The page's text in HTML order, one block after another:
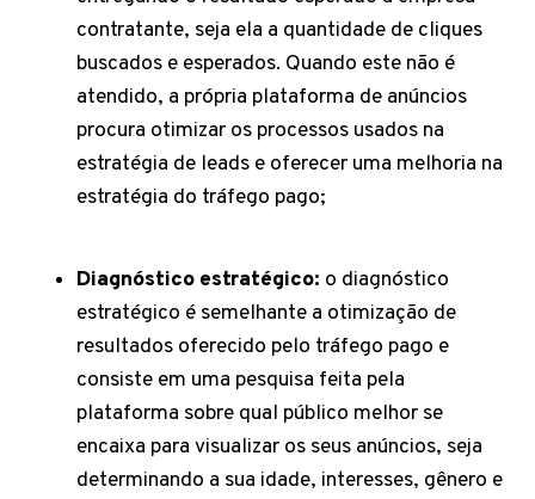
contratante, seja ela a quantidade de cliques
buscados e esperados. Quando este não é
atendido, a própria plataforma de anúncios
procura otimizar os processos usados na
estratégia de leads e oferecer uma melhoria na
estratégia do tráfego pago;
Diagnóstico estratégico: o diagnóstico
estratégico é semelhante a otimização de
resultados oferecido pelo tráfego pago e
consiste em uma pesquisa feita pela
plataforma sobre qual público melhor se
encaixa para visualizar os seus anúncios, seja
determinando a sua idade, interesses, gênero e